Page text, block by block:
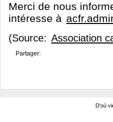
Merci de nous
intéresse à
(Source: Association
Partager:
D'où